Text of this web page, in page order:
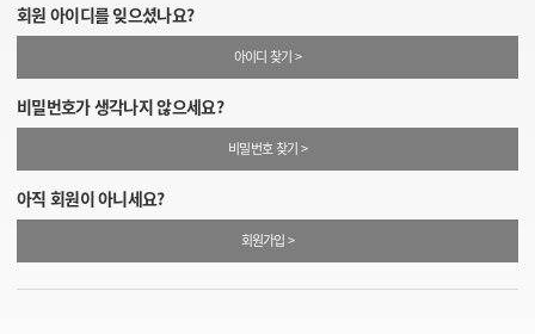
취소/반납 안내
신청
취소
1:1 문의
회원 아이디를 잊으셨나요?
아이디 찾기 >
비밀번호가 생각나지 않으세요?
비밀번호 찾기 >
아직 회원이 아니세요?
회원가입 >